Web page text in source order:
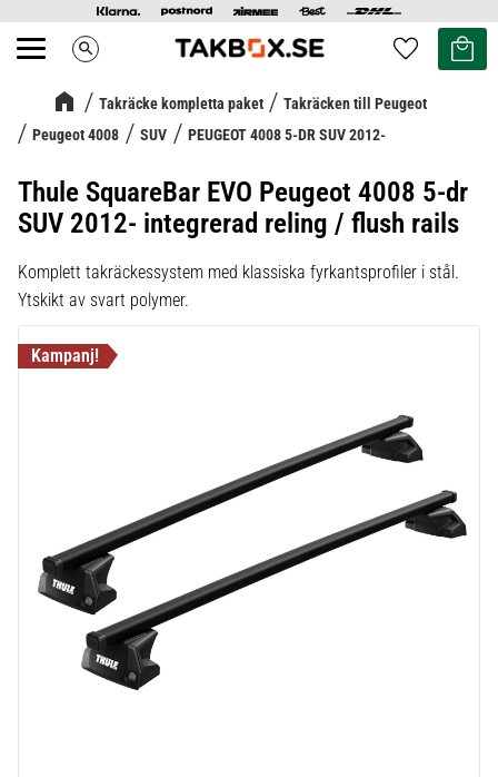
Meny search Favoriter
Kundvagn
Takräcke kompletta paket
Takräcken till Peugeot
Peugeot 4008
SUV PEUGEOT 4008 5-DR SUV 2012-
Thule SquareBar EVO Peugeot 4008 5-dr
SUV 2012- integrerad reling / flush rails
Komplett takräckessystem med klassiska fyrkantsprofiler i stål.
Ytskikt av svart polymer.